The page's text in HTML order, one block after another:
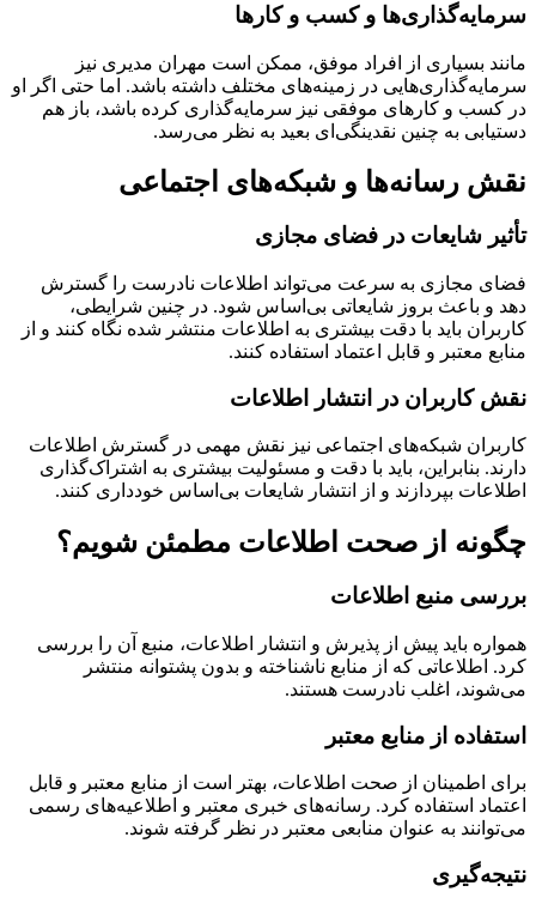
سرمایه‌گذاری‌ها و کسب و کارها
مانند بسیاری از افراد موفق، ممکن است مهران مدیری نیز
سرمایه‌گذاری‌هایی در زمینه‌های مختلف داشته باشد. اما حتی اگر او
در کسب و کارهای موفقی نیز سرمایه‌گذاری کرده باشد، باز هم
دستیابی به چنین نقدینگی‌ای بعید به نظر می‌رسد.
نقش رسانه‌ها و شبکه‌های اجتماعی
تأثیر شایعات در فضای مجازی
فضای مجازی به سرعت می‌تواند اطلاعات نادرست را گسترش
دهد و باعث بروز شایعاتی بی‌اساس شود. در چنین شرایطی،
کاربران باید با دقت بیشتری به اطلاعات منتشر شده نگاه کنند و از
منابع معتبر و قابل اعتماد استفاده کنند.
نقش کاربران در انتشار اطلاعات
کاربران شبکه‌های اجتماعی نیز نقش مهمی در گسترش اطلاعات
دارند. بنابراین، باید با دقت و مسئولیت بیشتری به اشتراک‌گذاری
اطلاعات بپردازند و از انتشار شایعات بی‌اساس خودداری کنند.
چگونه از صحت اطلاعات مطمئن شویم؟
بررسی منبع اطلاعات
همواره باید پیش از پذیرش و انتشار اطلاعات، منبع آن را بررسی
کرد. اطلاعاتی که از منابع ناشناخته و بدون پشتوانه منتشر
می‌شوند، اغلب نادرست هستند.
استفاده از منابع معتبر
برای اطمینان از صحت اطلاعات، بهتر است از منابع معتبر و قابل
اعتماد استفاده کرد. رسانه‌های خبری معتبر و اطلاعیه‌های رسمی
می‌توانند به عنوان منابعی معتبر در نظر گرفته شوند.
نتیجه‌گیری